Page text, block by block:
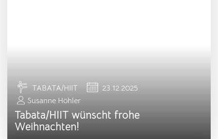
TABATA/HIIT
23.12.2025
Susanne Höhler
Tabata/HIIT wünscht frohe
Weihnachten!